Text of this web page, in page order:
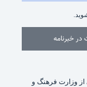
خبرنامه
وزارت فرهنگ و